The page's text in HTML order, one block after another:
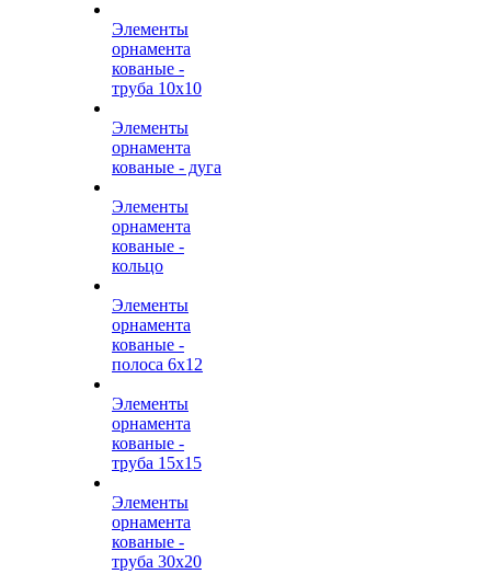
Элементы
орнамента
кованые -
труба 10х10
Элементы
орнамента
кованые - дуга
Элементы
орнамента
кованые -
кольцо
Элементы
орнамента
кованые -
полоса 6х12
Элементы
орнамента
кованые -
труба 15х15
Элементы
орнамента
кованые -
труба 30х20